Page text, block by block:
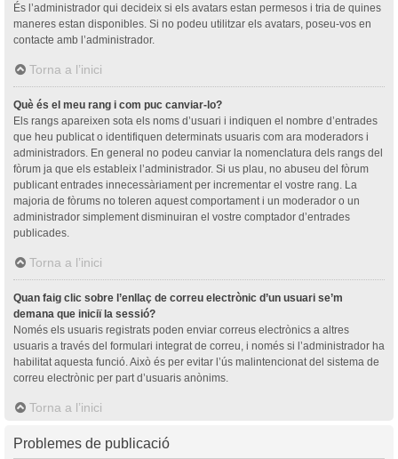
És l’administrador qui decideix si els avatars estan permesos i tria de quines
maneres estan disponibles. Si no podeu utilitzar els avatars, poseu-vos en
contacte amb l’administrador.
Torna a l’inici
Què és el meu rang i com puc canviar-lo?
Els rangs apareixen sota els noms d’usuari i indiquen el nombre d’entrades
que heu publicat o identifiquen determinats usuaris com ara moderadors i
administradors. En general no podeu canviar la nomenclatura dels rangs del
fòrum ja que els estableix l’administrador. Si us plau, no abuseu del fòrum
publicant entrades innecessàriament per incrementar el vostre rang. La
majoria de fòrums no toleren aquest comportament i un moderador o un
administrador simplement disminuiran el vostre comptador d’entrades
publicades.
Torna a l’inici
Quan faig clic sobre l’enllaç de correu electrònic d’un usuari se’m
demana que iniciï la sessió?
Només els usuaris registrats poden enviar correus electrònics a altres
usuaris a través del formulari integrat de correu, i només si l’administrador ha
habilitat aquesta funció. Això és per evitar l’ús malintencionat del sistema de
correu electrònic per part d’usuaris anònims.
Torna a l’inici
Problemes de publicació